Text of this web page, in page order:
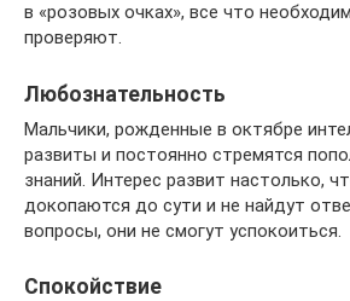
в «розовых очках», все что
проверяют.
Любознательность
Мальчики, рожденные в октябре
развиты и постоянно стремятся
знаний. Интерес развит настолько,
докопаются до сути и не найдут
вопросы, они не смогут успокоиться.
Спокойствие